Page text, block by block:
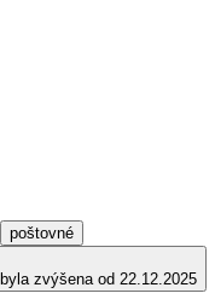
poštovné
zvýšena od 22.12.2025